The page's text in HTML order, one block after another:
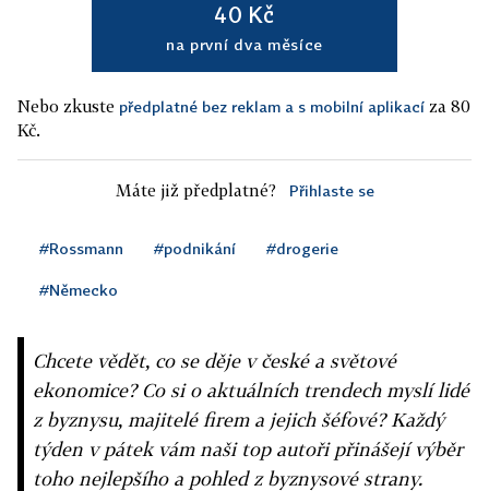
40 Kč
na první dva měsíce
Nebo zkuste předplatné bez reklam a s mobilní aplikací za 80
Kč.
Máte již předplatné? Přihlaste se
#Rossmann #podnikání #drogerie
#Německo
Chcete vědět, co se děje v české a světové
ekonomice? Co si o aktuálních trendech myslí lidé
z byznysu, majitelé firem a jejich šéfové? Každý
týden v pátek vám naši top autoři přinášejí výběr
toho nejlepšího a pohled z byznysové strany.